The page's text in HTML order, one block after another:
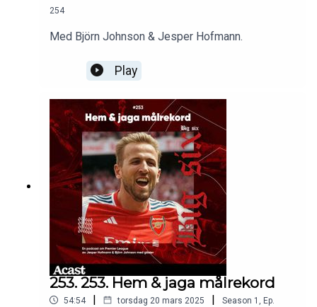
254
Med Björn Johnson & Jesper Hofmann.
Play
253. 253. Hem & jaga målrekord
54:54 | torsdag 20 mars 2025 | Season 1 , Ep.